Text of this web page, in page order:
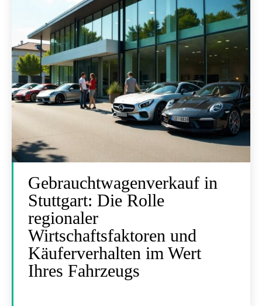
Gebrauchtwagenverkauf in
Stuttgart: Die Rolle
regionaler
Wirtschaftsfaktoren und
Käuferverhalten im Wert
Ihres Fahrzeugs